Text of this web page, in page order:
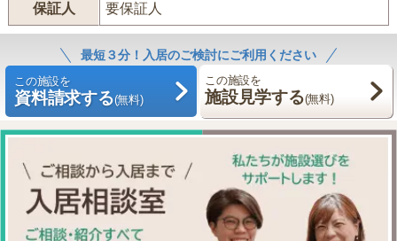
保証人 要保証人
最短３分！入居のご検討にご利用ください
この施設を
資料請求する(無料)
この施設を
施設見学する(無料)